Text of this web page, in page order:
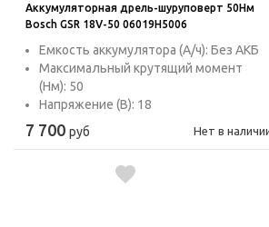
Аккумуляторная дрель-шуруповерт 50Нм
Bosch GSR 18V-50 06019H5006
Емкость аккумулятора (А/ч): Без АКБ
Максимальный крутящий момент
(Нм): 50
Напряжение (В): 18
7 700 руб Нет в